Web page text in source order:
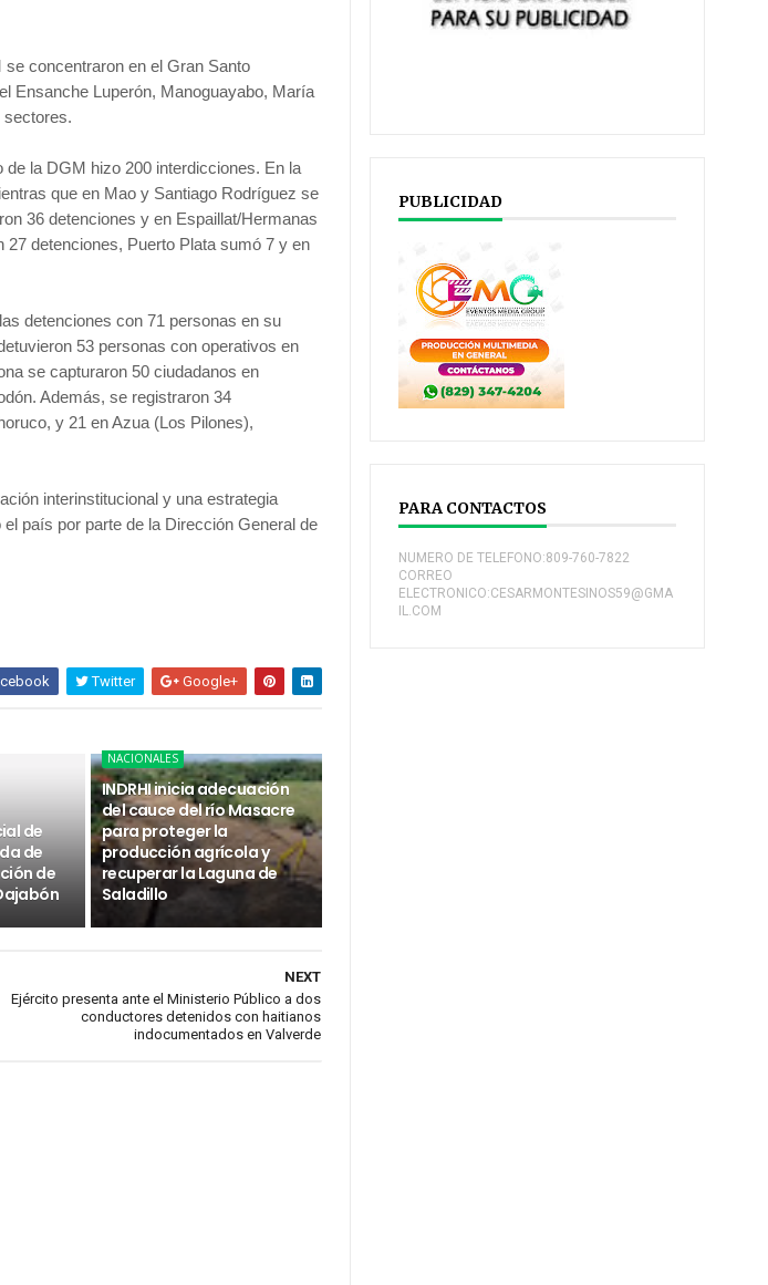
concentraron en el Gran Santo
Ensanche Luperón, Manoguayabo, María
sectores.
la DGM hizo 200 interdicciones. En la
que en Mao y Santiago Rodríguez se
36 detenciones y en Espaillat/Hermanas
27 detenciones, Puerto Plata sumó 7 y en
detenciones con 71 personas en su
53 personas con operativos en
se capturaron 50 ciudadanos en
Además, se registraron 34
y 21 en Azua (Los Pilones),
interinstitucional y una estrategia
país por parte de la Dirección General de
Twitter Google+
de
de
de
NACIONALES
INDRHI inicia adecuación
del cauce del río Masacre
para proteger la
producción agrícola y
recuperar la Laguna de
Saladillo
NEXT
Ejército presenta ante el Ministerio Público a dos
conductores detenidos con haitianos
indocumentados en Valverde
PUBLICIDAD
PARA CONTACTOS
NUMERO DE TELEFONO:809-760-7822
CORREO
ELECTRONICO:CESARMONTESINOS59@GMA
IL.COM